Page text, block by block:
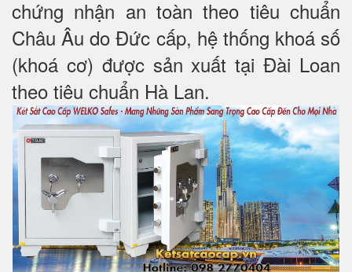
chứng nhận an toàn theo tiêu chuẩn
Châu Âu do Đức cấp, hệ thống khoá số
(khoá cơ) được sản xuất tại Đài Loan
theo tiêu chuẩn Hà Lan.